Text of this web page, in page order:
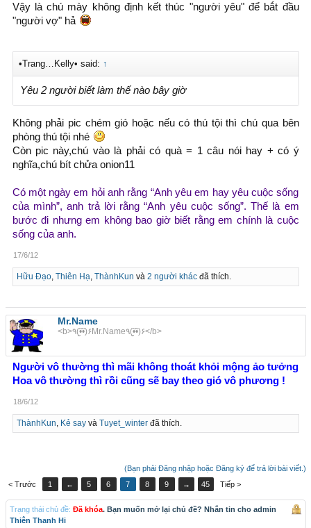
Vậy là chú mày không định kết thúc "người yêu" để bắt đầu
"người vợ" hả
•Trang…Kelly• said: ↑
Yêu 2 người biết làm thế nào bây giờ
Không phải pic chém gió hoặc nếu có thú tội thì chú qua bên
phòng thú tội nhé
Còn pic này,chú vào là phải có quà = 1 câu nói hay + có ý
nghĩa,chú bít chửa onion11
Có một ngày em hỏi anh rằng “Anh yêu em hay yêu cuộc sống
của mình”, anh trả lời rằng “Anh yêu cuộc sống”. Thế là em
bước đi nhưng em không bao giờ biết rằng em chính là cuộc
sống của anh.
17/6/12
Hữu Đạo, Thiên Hạ, ThànhKun và 2 người khácđã thích.
Mr.Name
<b>٩(•̮̮̃•̃)۶Mr.Name٩(•̮̮̃•̃)۶</b>
Người vô thường thì mãi không thoát khỏi mộng ảo tưởng
Hoa vô thường thì rồi cũng sẽ bay theo gió vô phương !
18/6/12
ThànhKun, Kẻ sayvà Tuyet_winterđã thích.
(Bạn phải Đăng nhập hoặc Đăng ký để trả lời bài viết.)
< Trước
1 ← 5 6 7 8 9 → 45 Tiếp >
Trạng thái chủ đề: Đã khóa. Bạn muốn mở lại chủ đề? Nhắn tin cho admin
Thiên Thanh Hi